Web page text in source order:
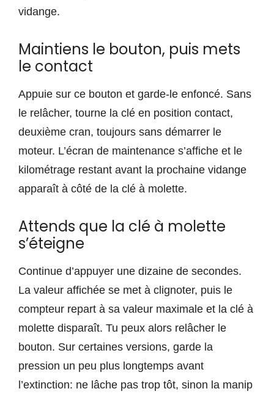
vidange.
Maintiens le bouton, puis mets
le contact
Appuie sur ce bouton et garde-le enfoncé. Sans
le relâcher, tourne la clé en position contact,
deuxième cran, toujours sans démarrer le
moteur. L’écran de maintenance s’affiche et le
kilométrage restant avant la prochaine vidange
apparaît à côté de la clé à molette.
Attends que la clé à molette
s’éteigne
Continue d’appuyer une dizaine de secondes.
La valeur affichée se met à clignoter, puis le
compteur repart à sa valeur maximale et la clé à
molette disparaît. Tu peux alors relâcher le
bouton. Sur certaines versions, garde la
pression un peu plus longtemps avant
l’extinction: ne lâche pas trop tôt, sinon la manip